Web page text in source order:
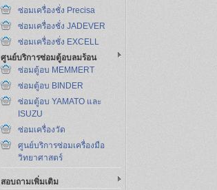
ซ่อมเครื่องชั่ง Precisa
ซ่อมเครื่องชั่ง JADEVER
ซ่อมเครื่องชั่ง EXCELL
ศูนย์บริการซ่อมตู้อบลมร้อน
ซ่อมตู้อบ MEMMERT
ซ่อมตู้อบ BINDER
ซ่อมตู้อบ YAMATO และ
ISUZU
ซ่อมเครื่องวัด
ศูนย์บริการซ่อมเครื่องมือ
วิทยาศาสตร์
สอบถามเพิ่มเติม